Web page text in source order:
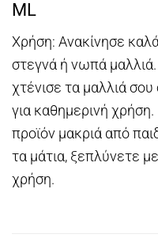
ML
Χρήση: Ανακίνησε
στεγνά ή νωπά
χτένισε τα μαλλιά
για καθημερινή
προϊόν μακριά από
τα μάτια, ξεπλύνετε
χρήση.